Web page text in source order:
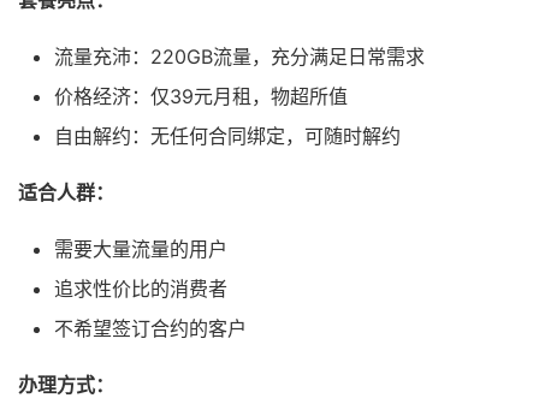
流量充沛：220GB流量，充分满足日常需求
价格经济：仅39元月租，物超所值
自由解约：无任何合同绑定，可随时解约
适合人群：
需要大量流量的用户
追求性价比的消费者
不希望签订合约的客户
办理方式：